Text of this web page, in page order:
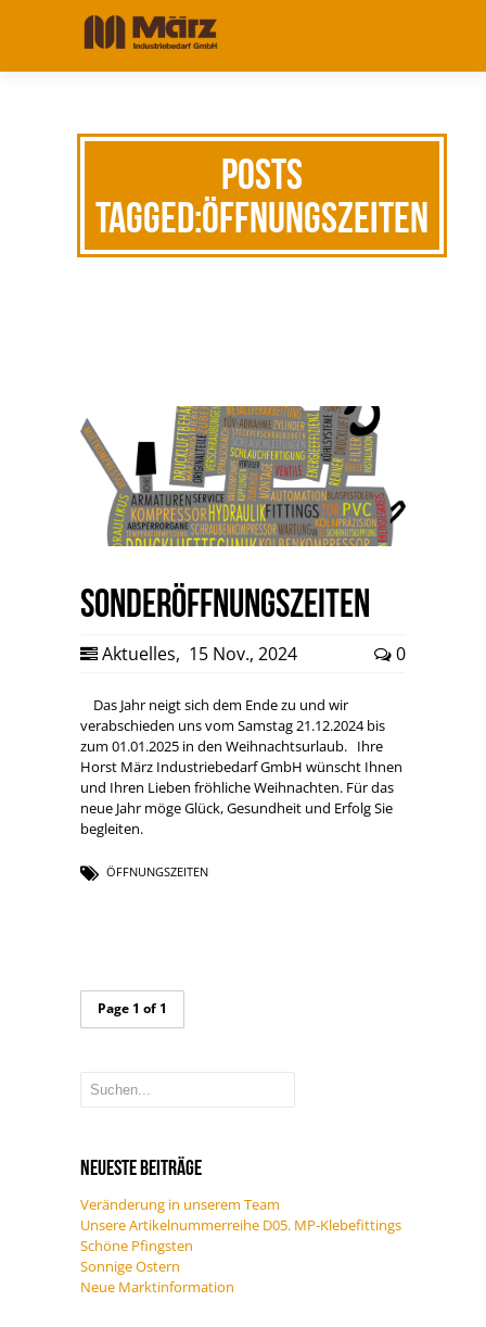
Posts
Tagged:Öffnungszeiten
Sonderöffnungszeiten
Aktuelles, 15 Nov., 2024 0
Das Jahr neigt sich dem Ende zu und wir
verabschieden uns vom Samstag 21.12.2024 bis
zum 01.01.2025 in den Weihnachtsurlaub. Ihre
Horst März Industriebedarf GmbH wünscht Ihnen
und Ihren Lieben fröhliche Weihnachten. Für das
neue Jahr möge Glück, Gesundheit und Erfolg Sie
begleiten.
ÖFFNUNGSZEITEN
Page 1 of 1
Neueste Beiträge
Veränderung in unserem Team
Unsere Artikelnummerreihe D05. MP-Klebefittings
Schöne Pfingsten
Sonnige Ostern
Neue Marktinformation